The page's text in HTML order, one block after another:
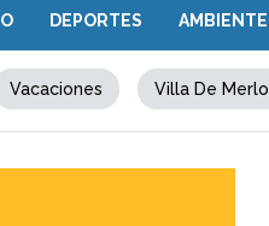
DEPORTES AMBIENTE
Vacaciones Villa De Merlo